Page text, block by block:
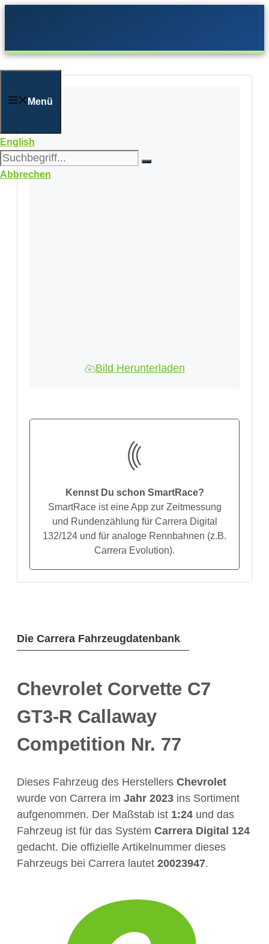
Menü
English
Abbrechen
Die Carrera Fahrzeugdatenbank
Chevrolet Corvette C7
GT3-R Callaway
Competition Nr. 77
Dieses Fahrzeug des Herstellers Chevrolet
wurde von Carrera im Jahr 2023 ins Sortiment
aufgenommen. Der Maßstab ist 1:24 und das
Fahrzeug ist für das System Carrera Digital 124
gedacht. Die offizielle Artikelnummer dieses
Fahrzeugs bei Carrera lautet 20023947.
Bild Herunterladen
Kennst Du schon SmartRace?
SmartRace ist eine App zur Zeitmessung
und Rundenzählung für Carrera Digital
132/124 und für analoge Rennbahnen (z.B.
Carrera Evolution).